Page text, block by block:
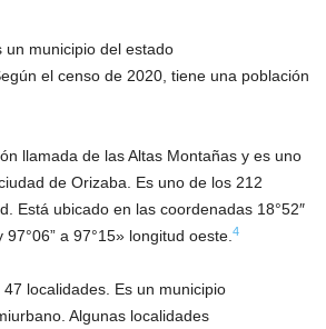
un municipio del estado
el censo de 2020, tiene una población
llamada de las Altas Montañas y es uno
de Orizaba. Es uno de los 212
Está ubicado en las coordenadas 18°52″
a 97°15» longitud oeste.4
localidades. Es un municipio
Algunas localidades